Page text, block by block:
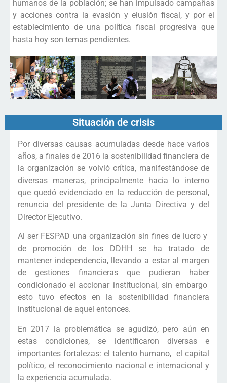
humanos de la población; se han impulsado campañas
y acciones contra la evasión y elusión fiscal, y por el
establecimiento de una política fiscal progresiva que
hasta hoy son temas pendientes.
Situación de crisis
Por diversas causas acumuladas desde hace varios
años, a finales de 2016 la sostenibilidad financiera de
la organización se volvió crítica, manifestándose de
diversas maneras, principalmente hacia lo interno
que quedó evidenciado en la reducción de personal,
renuncia del presidente de la Junta Directiva y del
Director Ejecutivo.
Al ser FESPAD una organización sin fines de lucro y
de promoción de los DDHH se ha tratado de
mantener independencia, llevando a estar al margen
de gestiones financieras que pudieran haber
condicionado el accionar institucional, sin embargo
esto tuvo efectos en la sostenibilidad financiera
institucional de aquel entonces.
En 2017 la problemática se agudizó, pero aún en
estas condiciones, se identificaron diversas e
importantes fortalezas: el talento humano, el capital
político, el reconocimiento nacional e internacional y
la experiencia acumulada.